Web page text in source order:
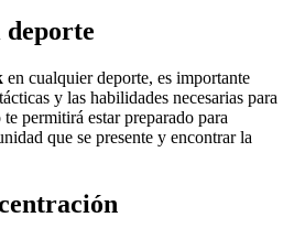
deporte
en cualquier deporte, es importante
y las habilidades necesarias para
permitirá estar preparado para
que se presente y encontrar la